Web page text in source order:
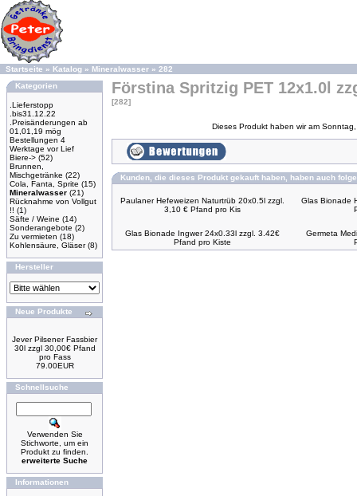
Startseite » Katalog » Mineralwasser » 282
Kategorien
.Lieferstopp
.bis31.12.22
.Preisänderungen ab
01,01,19 mög
Bestellungen 4
Werktage vor Lief
Biere-> (52)
Brunnen,
Mischgetränke (22)
Cola, Fanta, Sprite (15)
Mineralwasser (21)
Rücknahme von Vollgut
!! (1)
Säfte / Weine (14)
Sonderangebote (2)
Zu vermieten (18)
Kohlensäure, Gläser(8)
Hersteller
Neue Produkte
Jever Pilsener Fassbier
30l zzgl 30,00€ Pfand
pro Fass
79.00EUR
Schnellsuche
Verwenden Sie
Stichworte, um ein
Produkt zu finden.
erweiterte Suche
Informationen
Förstina Spritzig PET 12x1.0l
[282]
Dieses Produkt haben wir am
Kunden, die dieses Produkt gekauft haben, haben auch
Paulaner Hefeweizen Naturtrüb 20x0.5l zzgl.
3,10 € Pfand pro Kis
Glas Bionade
Glas Bionade Ingwer 24x0.33l zzgl. 3.42€
Pfand pro Kiste
Germeta